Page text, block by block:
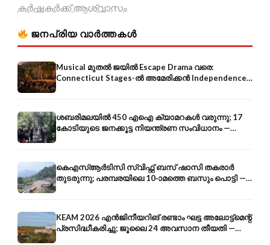
കർഷകർക്ക് ആശ്വാസം
ജനപ്രിയ വാർത്തകൾ
Musical മുതൽ ജയിൽ Escape Drama വരെ:
Connecticut Stages-ൽ അമേരിക്കൻ Independence-
ന്റെ 250-ആം വാർഷികം
ശബരിമലയിൽ 450 എഐ ക്യാമറകൾ വരുന്നു; 17
കോടിയുടെ ജനക്കൂട്ട നിയന്ത്രണ സംവിധാനം —
എരുമേലി മുതൽ പമ്പ വരെ
കെഎസ്ആർടിസി സ്വിഫ്റ്റ് ബസ് ഷാസി തകരാർ
തുടരുന്നു; പരമ്പരയിലെ 10-ാമത്തെ ബസും പൊട്ടി —
സുരക്ഷാ ആശങ്ക
KEAM 2026 എൻജിനീയറിങ് രണ്ടാം ഘട്ട അലോട്ട്മെന്റ്
പ്രസിദ്ധീകരിച്ചു; ജൂലൈ 24 അവസാന തീയതി —
അറിയേണ്ടതെല്ലാം